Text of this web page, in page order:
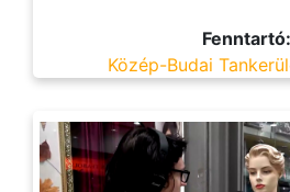
Fenntartó:
Közép-Budai